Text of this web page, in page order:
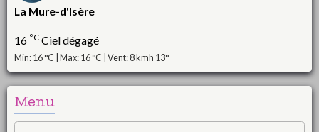
La Mure-d'Isère
16 °C Ciel dégagé
Min: 16 °C | Max: 16 °C | Vent: 8 kmh 13°
Menu